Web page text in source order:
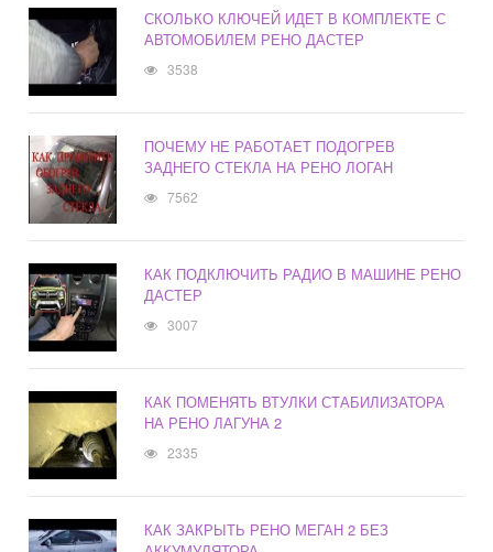
СКОЛЬКО КЛЮЧЕЙ ИДЕТ В КОМПЛЕКТЕ С
АВТОМОБИЛЕМ РЕНО ДАСТЕР
3538
ПОЧЕМУ НЕ РАБОТАЕТ ПОДОГРЕВ
ЗАДНЕГО СТЕКЛА НА РЕНО ЛОГАН
7562
КАК ПОДКЛЮЧИТЬ РАДИО В МАШИНЕ РЕНО
ДАСТЕР
3007
КАК ПОМЕНЯТЬ ВТУЛКИ СТАБИЛИЗАТОРА
НА РЕНО ЛАГУНА 2
2335
КАК ЗАКРЫТЬ РЕНО МЕГАН 2 БЕЗ